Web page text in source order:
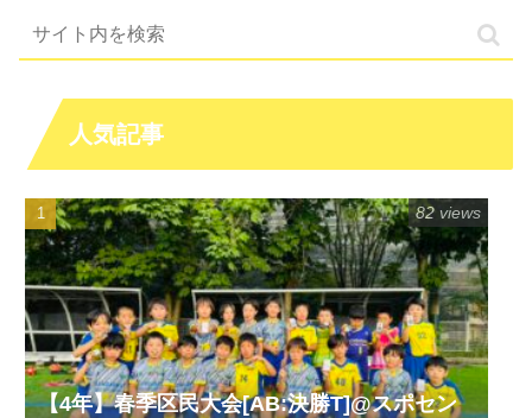
人気記事
【4年】春季区民大会[AB:決勝T]@スポセン
82 views